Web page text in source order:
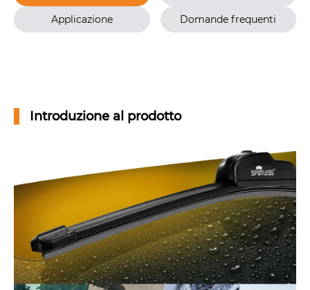
Applicazione Domande frequenti
Introduzione al prodotto